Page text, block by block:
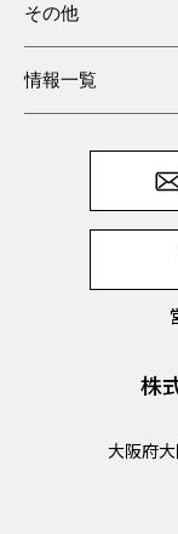
その他
情報一覧
株
大阪府